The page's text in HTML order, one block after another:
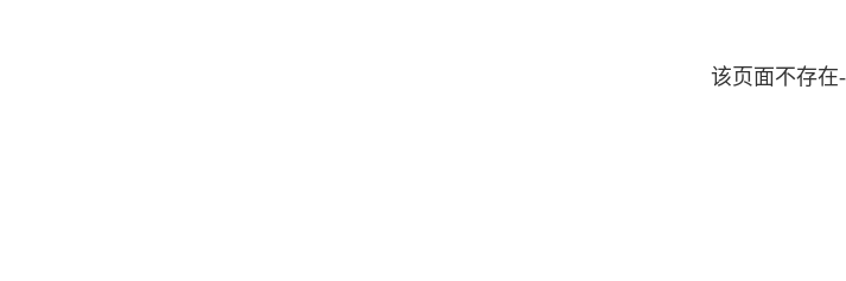
该页面不存在